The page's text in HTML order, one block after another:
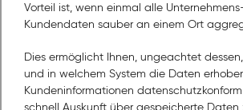
Vorteil ist, wenn einmal alle
Kundendaten sauber an einem Ort
Dies ermöglicht Ihnen, ungeachtet
und in welchem System die Daten
Kundeninformationen